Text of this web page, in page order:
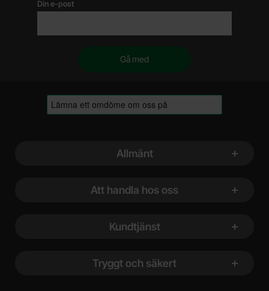
Din e-post
Allmänt
Att handla hos oss
Kundtjänst
Tryggt och säkert